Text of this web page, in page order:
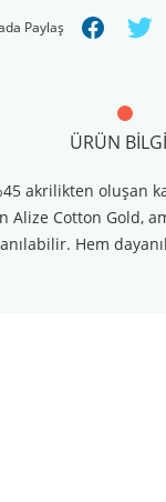
Paylaş
ÜRÜN
akrilikten oluşan
Cotton Gold,
Hem